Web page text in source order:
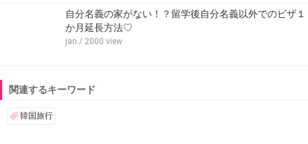
自分名義の家がない！？留学後自分名義以外でのビザ１
か月延長方法♡
jan / 2000 view
関連するキーワード
韓国旅行